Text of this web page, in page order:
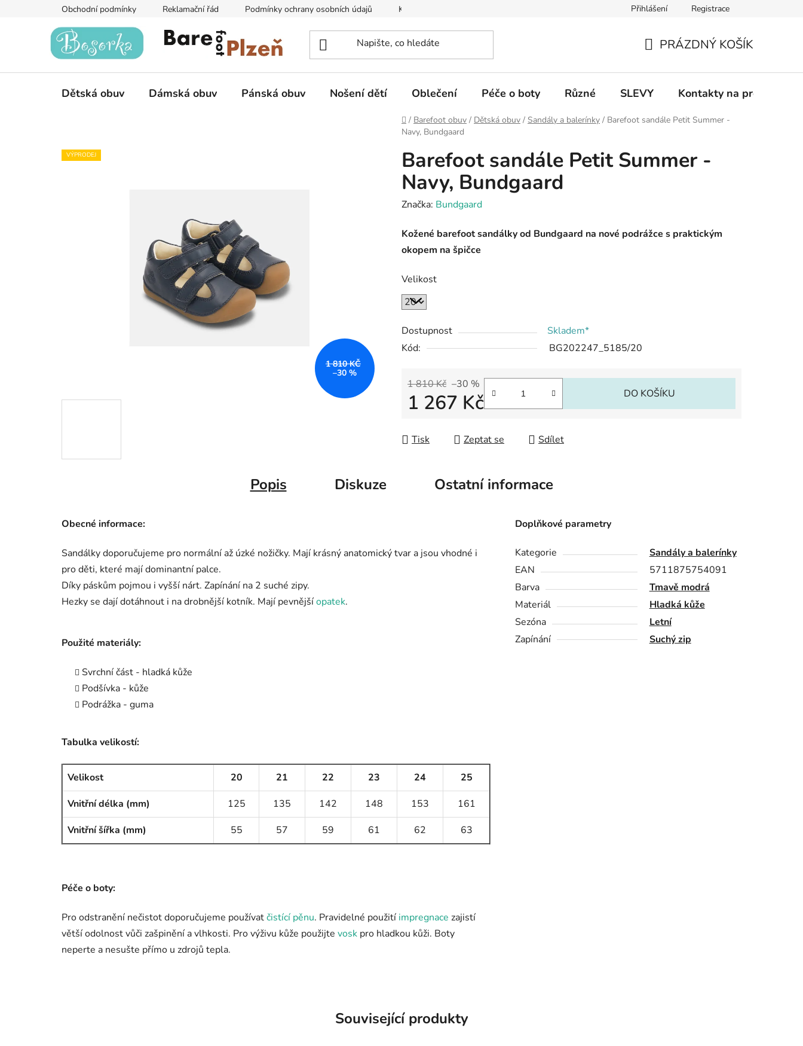
Obchodní podmínky Reklamační řád Podmínky ochrany osobních údajů Kontakty na prodejny Informace k on-line platbám Odstoupení od
Přihlášení Registrace
KOŠÍK
PRÁZDNÝ KOŠÍK
Dětská obuv Dámská obuv Pánská obuv Nošení dětí Oblečení Péče o boty Různé SLEVY Kontakty na prodejny
Domů
/ Barefoot obuv / Dětská obuv / Sandály a balerínky / Barefoot sandále Petit Summer -
Navy, Bundgaard
Barefoot sandále Petit Summer -
Navy, Bundgaard
Značka: Bundgaard
Kožené barefoot sandálky od Bundgaard na nové podrážce s praktickým
okopem na špičce
Velikost
Dostupnost
Skladem*
Kód:
BG202247_5185/20
1 810 Kč –30 %
1 267 Kč DO KOŠÍKU
Tisk Zeptat se Sdílet
VÝPRODEJ
1 810 KČ
–30 %
Popis Diskuze Ostatní informace
Obecné informace:
Sandálky doporučujeme pro normální až úzké nožičky. Mají krásný anatomický tvar a jsou vhodné i
pro děti, které mají dominantní palce.
Díky páskům pojmou i vyšší nárt. Zapínání na 2 suché zipy.
Hezky se dají dotáhnout i na drobnější kotník. Mají pevnějšíopatek.
Použité materiály:
Svrchní část - hladká kůže
Podšívka - kůže
Podrážka - guma
Tabulka velikostí:
Velikost 20 21 22 23 24
25
Vnitřní délka (mm)
125 135 142 148 153
161
Vnitřní šířka (mm)
55 57 59 61 62 63
Péče o boty:
Pro odstranění nečistot doporučujeme používatčistící pěnu. Pravidelné použití impregnace zajistí
větší odolnost vůči zašpinění a vlhkosti. Pro výživu kůže použijte vosk pro hladkou kůži. Boty
neperte a nesušte přímo u zdrojů tepla.
Doplňkové parametry
Kategorie
Sandály a balerínky
EAN
5711875754091
Barva
Tmavě modrá
Materiál
Hladká kůže
Sezóna
Letní
Zapínání
Suchý zip
Související produkty